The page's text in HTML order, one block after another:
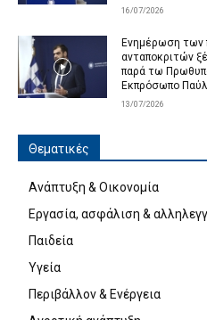
16/07/2026
Ενημέρωση των
ανταποκριτών
παρά τω
Εκπρόσωπο
13/07/2026
Θεματικές
Ανάπτυξη & Οικονομία
Εργασία, ασφάλιση &
Παιδεία
Υγεία
Περιβάλλον & Ενέργεια